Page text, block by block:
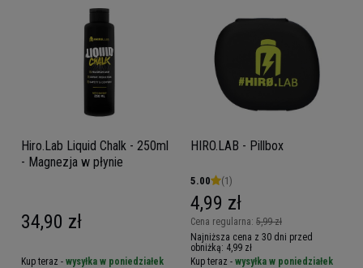
Hiro.Lab Liquid Chalk - 250ml
- Magnezja w płynie
34,90 zł
Kup teraz - wysyłka w poniedziałek
HIRO.LAB - Pillbox
5.00 (1)
Cena regularna: 5,99 zł
4,99 zł
Najniższa cena z 30 dni przed
obniżką: 4,99 zł
Kup teraz - wysyłka w poniedziałek